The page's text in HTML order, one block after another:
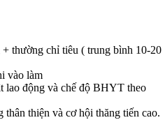
thường chỉ tiêu ( trung bình 10-20
vào làm
lao động và chế độ BHYT theo
thiện và cơ hội thăng tiến cao.